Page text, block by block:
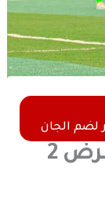
خالد الغندور: بيراميدز يعرض 2